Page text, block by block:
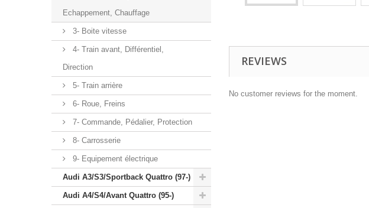
Echappement, Chauffage
3- Boite vitesse
4- Train avant, Différentiel,
Direction
5- Train arrière
6- Roue, Freins
7- Commande, Pédalier, Protection
8- Carrosserie
9- Equipement électrique
Audi A3/S3/Sportback Quattro (97-)
Audi A4/S4/Avant Quattro (95-)
REVIEWS
No customer reviews for the moment.